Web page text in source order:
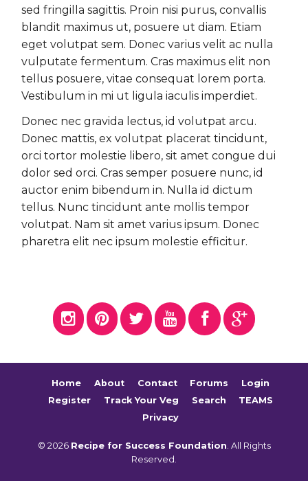
sed fringilla sagittis. Proin nisi purus, convallis
blandit maximus ut, posuere ut diam. Etiam
eget volutpat sem. Donec varius velit ac nulla
vulputate fermentum. Cras maximus elit non
tellus posuere, vitae consequat lorem porta.
Vestibulum in mi ut ligula iaculis imperdiet.
Donec nec gravida lectus, id volutpat arcu.
Donec mattis, ex volutpat placerat tincidunt,
orci tortor molestie libero, sit amet congue dui
dolor sed orci. Cras semper posuere nunc, id
auctor enim bibendum in. Nulla id dictum
tellus. Nunc tincidunt ante mollis tempor
volutpat. Nam sit amet varius ipsum. Donec
pharetra elit nec ipsum molestie efficitur.
Home About Contact Forums
Login
Register
Track Your Veg Search
TEAMS
Privacy
© 2026 Recipe for Success Foundation . All Rights
Reserved.